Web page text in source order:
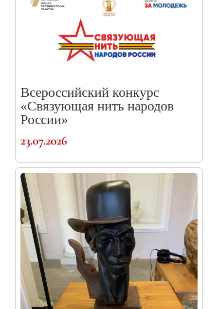
Всероссийский конкурс
«Связующая нить народов
России»
23.07.2026